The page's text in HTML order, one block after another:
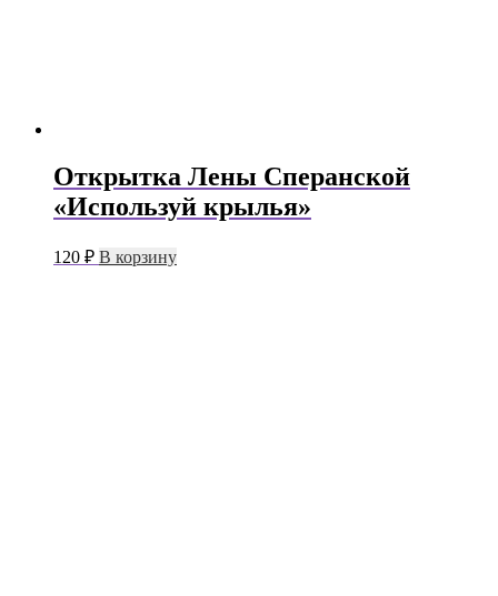
Открытка Лены Сперанской
«Используй крылья»
120 ₽ В корзину